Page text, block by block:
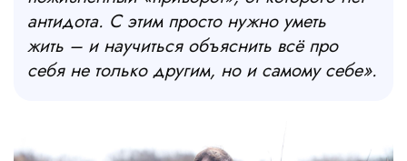
антидота. С этим просто нужно уметь
жить – и научиться объяснить всё про
себя не только другим, но и самому себе».